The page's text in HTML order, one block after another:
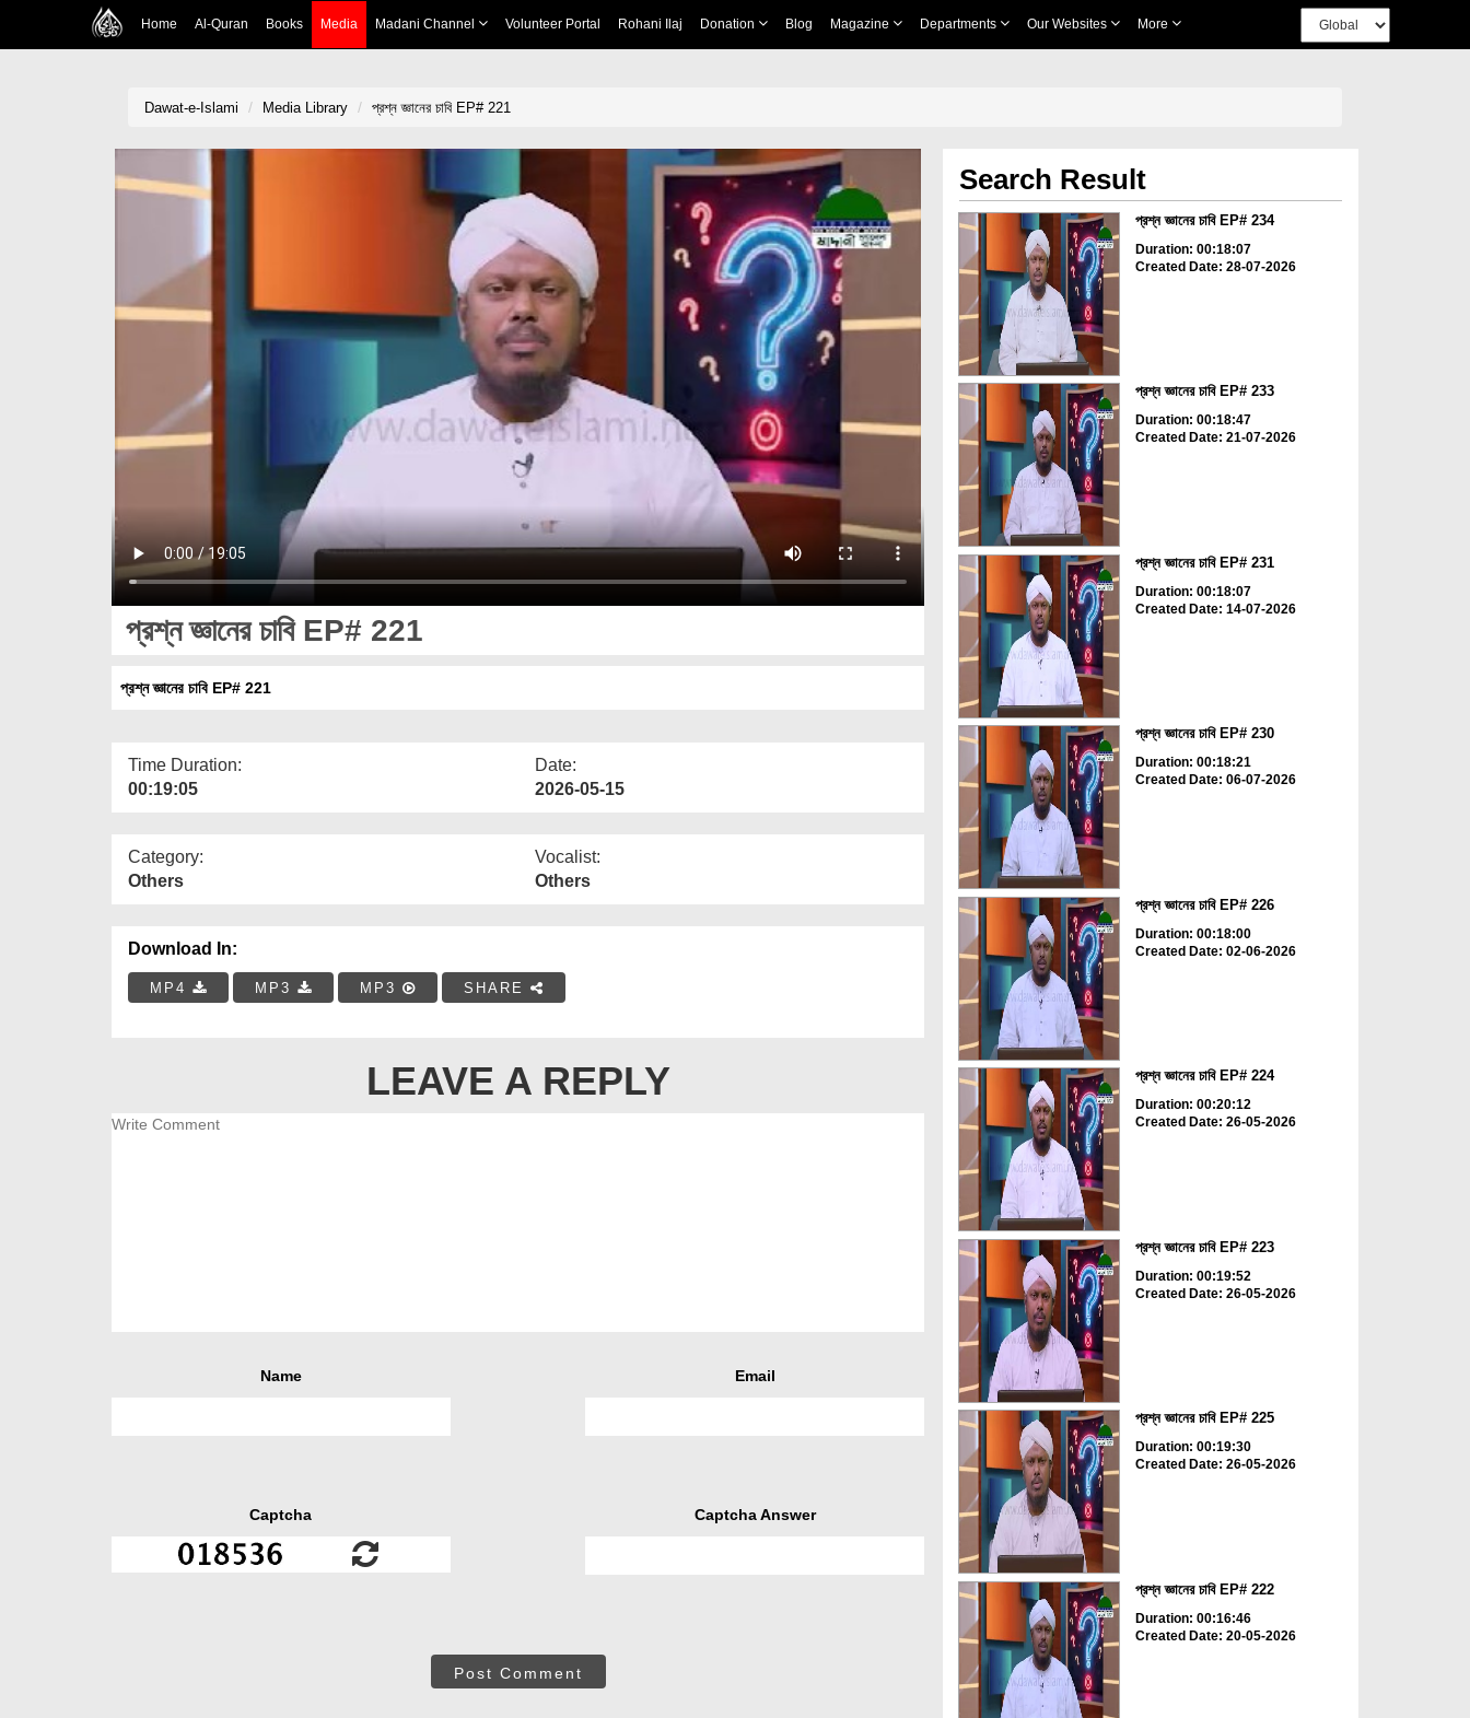
Home Al-Quran Books Media Madani Channel Volunteer Portal Rohani Ilaj Donation Blog Magazine Departments Our Websites More
Dawat-e-Islami Media Library প্রশ্ন জ্ঞানের চাবি EP# 221
প্রশ্ন জ্ঞানের চাবি EP# 221
প্রশ্ন জ্ঞানের চাবি EP# 221
Time Duration:
00:19:05
Date:
2026-05-15
Category:
Others
Vocalist:
Others
Download In:
MP4 MP3 MP3 SHARE
LEAVE A REPLY
Name Email
Captcha Captcha Answer
Post Comment
Search Result
প্রশ্ন জ্ঞানের চাবি EP# 234
Duration: 00:18:07
Created Date: 28-07-2026
প্রশ্ন জ্ঞানের চাবি EP# 233
Duration: 00:18:47
Created Date: 21-07-2026
প্রশ্ন জ্ঞানের চাবি EP# 231
Duration: 00:18:07
Created Date: 14-07-2026
প্রশ্ন জ্ঞানের চাবি EP# 230
Duration: 00:18:21
Created Date: 06-07-2026
প্রশ্ন জ্ঞানের চাবি EP# 226
Duration: 00:18:00
Created Date: 02-06-2026
প্রশ্ন জ্ঞানের চাবি EP# 224
Duration: 00:20:12
Created Date: 26-05-2026
প্রশ্ন জ্ঞানের চাবি EP# 223
Duration: 00:19:52
Created Date: 26-05-2026
প্রশ্ন জ্ঞানের চাবি EP# 225
Duration: 00:19:30
Created Date: 26-05-2026
প্রশ্ন জ্ঞানের চাবি EP# 222
Duration: 00:16:46
Created Date: 20-05-2026